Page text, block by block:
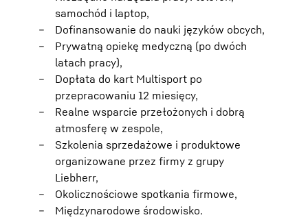
samochód i laptop,
Dofinansowanie do nauki języków obcych,
Prywatną opiekę medyczną (po dwóch
latach pracy),
Dopłata do kart Multisport po
przepracowaniu 12 miesięcy,
Realne wsparcie przełożonych i dobrą
atmosferę w zespole,
Szkolenia sprzedażowe i produktowe
organizowane przez firmy z grupy
Liebherr,
Okolicznościowe spotkania firmowe,
Międzynarodowe środowisko.